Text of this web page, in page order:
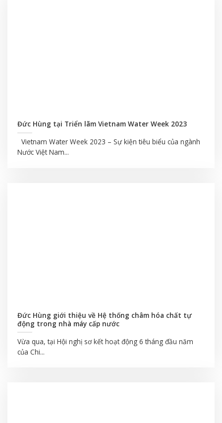
Đức Hùng tại Triển lãm Vietnam Water Week 2023
Vietnam Water Week 2023 – Sự kiện tiêu biểu của ngành
Nước Việt Nam...
Đức Hùng giới thiệu về Hệ thống châm hóa chất tự
động trong nhà máy cấp nước
Vừa qua, tại Hội nghị sơ kết hoạt động 6 tháng đầu năm
của Chi...